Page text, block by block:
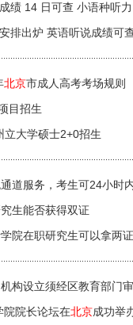
绩 14 日可查 小语种听
排出炉 英语听说成绩可
北京市成人高考考场规则
目招生
立大学硕士2+0招生
道服务，考生可24小时
生能否获得双证
院在职研究生可以拿两
构设立须经区教育部门
院院长论坛在北京成功举